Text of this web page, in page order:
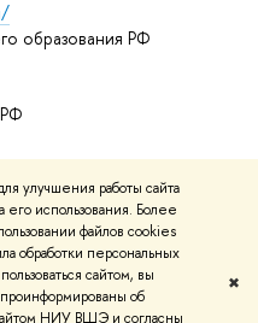
улучшения работы сайта
использования. Более
файлов cookies
обработки персональных
сайтом, вы
об
НИУ ВШЭ и согласны
✖
образования РФ
Условия
конфиденциальности